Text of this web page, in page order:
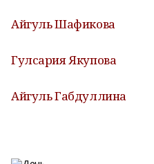
Айгуль Шафикова
Гулсария Якупова
Айгуль Габдуллина